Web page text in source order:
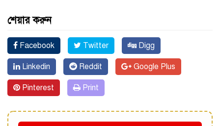
শেয়ার করুন
Facebook Twitter Digg
Linkedin Reddit Google Plus
Pinterest Print